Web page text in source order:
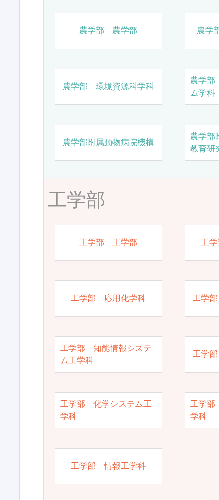
農学部 農学部 農学
農学部 環境資源科学科
農学
ム学科
農学部附属動物病院機構
農学部
教育研
工学部
工学部 工学部 工
工学部 応用化学科 工学
工学部 知能情報システ
ム工学科
工学
工学部 化学システム工
学科
工学部
学科
工学部 情報工学科